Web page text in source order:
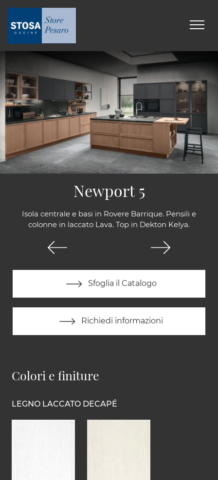
Isola centrale e basi in Rovere Barrique. Pensili e
colonne in laccato Lava. Top in Dekton Kelya.
Sfoglia il Catalogo
Richiedi informazioni
Newport 5
Colori e finiture
LEGNO LACCATO DECAPÉ